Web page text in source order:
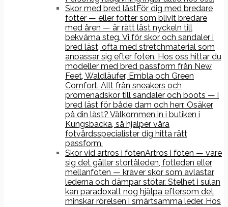
Skor med bred lästFör dig med bredare
fötter — eller fötter som blivit bredare
med åren — är rätt läst nyckeln till
bekväma steg. Vi för skor och sandaler i
bred läst, ofta med stretchmaterial som
anpassar sig efter foten. Hos oss hittar du
modeller med bred passform från New
Feet, Waldläufer, Embla och Green
Comfort. Allt från sneakers och
promenadskor till sandaler och boots — i
bred läst för både dam och herr. Osäker
på din läst? Välkommen in i butiken i
Kungsbacka, så hjälper våra
fotvårdsspecialister dig hitta rätt
passform.
Skor vid artros i fotenArtros i foten — vare
sig det gäller stortåleden, fotleden eller
mellanfoten — kräver skor som avlastar
lederna och dämpar stötar. Stelhet i sulan
kan paradoxalt nog hjälpa eftersom det
minskar rörelsen i smärtsamma leder. Hos